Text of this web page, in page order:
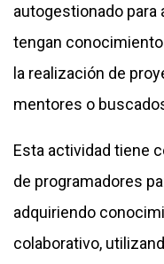
autogestionado para
tengan
la realización de
mentores o
Esta actividad tiene
de programadores
adquiriendo
colaborativo,